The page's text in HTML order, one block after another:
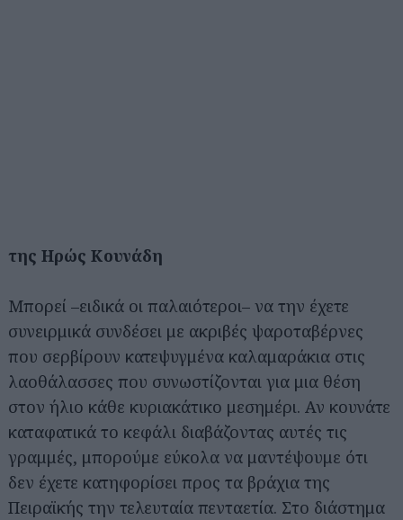
της Ηρώς Κουνάδη
Μπορεί –ειδικά οι παλαιότεροι– να την έχετε
συνειρμικά συνδέσει με ακριβές ψαροταβέρνες
που σερβίρουν κατεψυγμένα καλαμαράκια στις
λαοθάλασσες που συνωστίζονται για μια θέση
στον ήλιο κάθε κυριακάτικο μεσημέρι. Αν κουνάτε
καταφατικά το κεφάλι διαβάζοντας αυτές τις
γραμμές, μπορούμε εύκολα να μαντέψουμε ότι
δεν έχετε κατηφορίσει προς τα βράχια της
Πειραϊκής την τελευταία πενταετία. Στο διάστημα